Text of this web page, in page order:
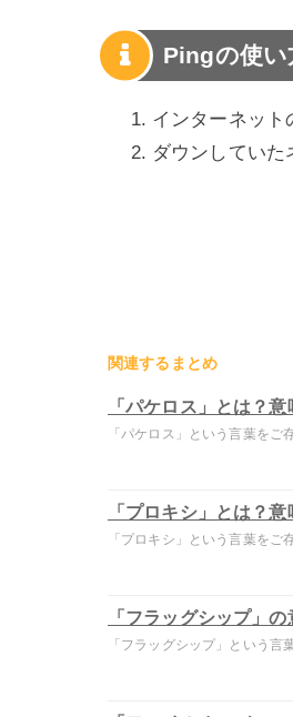
Pingの使い
インターネット
ダウンしていた
関連するまとめ
「パケロス」とは？
「パケロス」という言葉を
「プロキシ」とは？
「プロキシ」という言葉を
「フラッグシップ」
「フラッグシップ」という